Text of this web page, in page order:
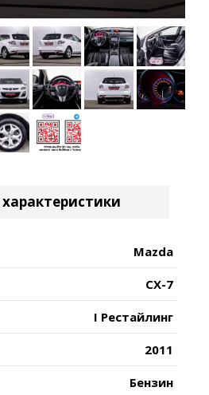
Mazda
CX-7
I Рестайлинг
2011
Бензин